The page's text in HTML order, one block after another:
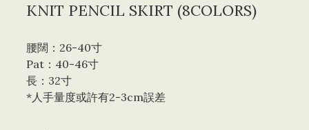
KNIT PENCIL SKIRT (8COLORS)
腰闊：26-40寸
Pat：40-46寸
長：32寸
*人手量度或許有2-3cm誤差